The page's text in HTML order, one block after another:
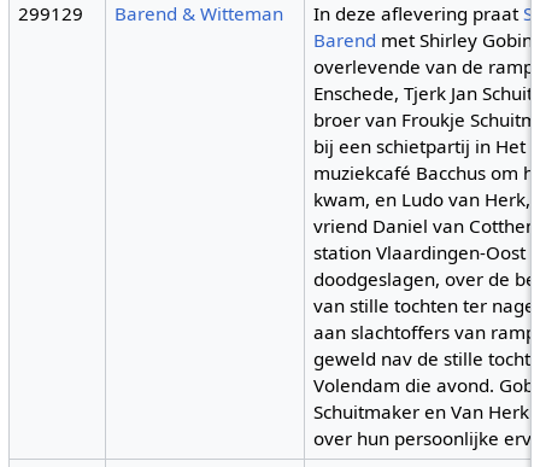
299129
Barend & Witteman In deze aflevering praat
Barend met Shirley
overlevende van de ramp
Enschede, Tjerk Jan
broer van Froukje
bij een schietpartij in Het
muziekcafé Bacchus om
kwam, en Ludo van Herk,
vriend Daniel van
station Vlaardingen-Oost
doodgeslagen, over de
van stille tochten ter
aan slachtoffers van
geweld nav de stille tocht
Volendam die avond.
Schuitmaker en Van Herk
over hun persoonlijke